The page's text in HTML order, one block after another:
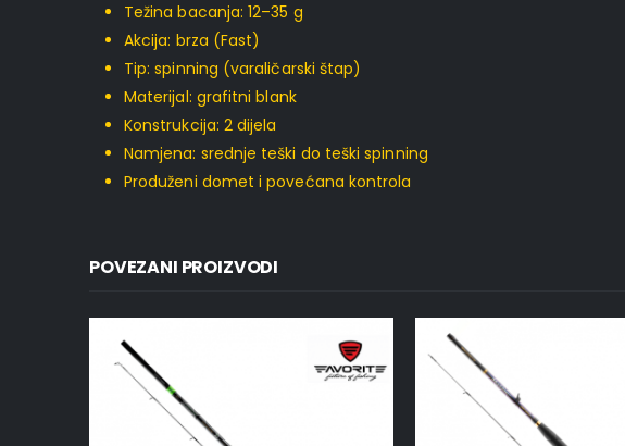
Težina bacanja: 12–35 g
Akcija: brza (Fast)
Tip: spinning (varaličarski štap)
Materijal: grafitni blank
Konstrukcija: 2 dijela
Namjena: srednje teški do teški spinning
Produženi domet i povećana kontrola
POVEZANI PROIZVODI